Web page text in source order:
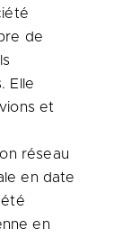
de
Elle
et
réseau
en date
été
en